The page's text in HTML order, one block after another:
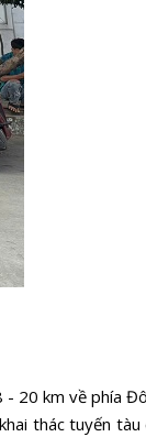
- 20 km về phía
thác tuyến